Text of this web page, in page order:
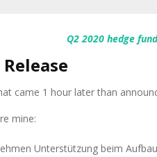
Q2 2020 hedge
came 1 hour later than
mine:
Unterstützung beim